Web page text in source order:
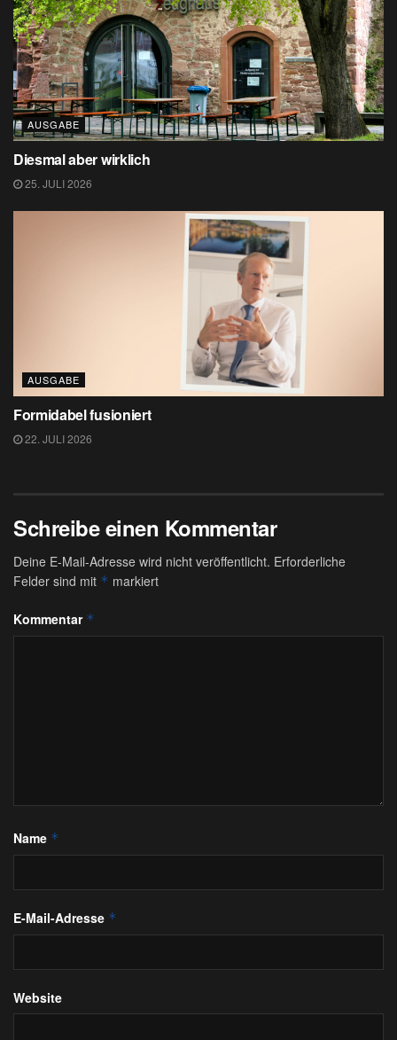
AUSGABE
Diesmal aber wirklich
25. JULI 2026
AUSGABE
Formidabel fusioniert
22. JULI 2026
Schreibe einen Kommentar
Deine E-Mail-Adresse wird nicht veröffentlicht. Erforderliche
Felder sind mit * markiert
Kommentar *
Name *
E-Mail-Adresse *
Website